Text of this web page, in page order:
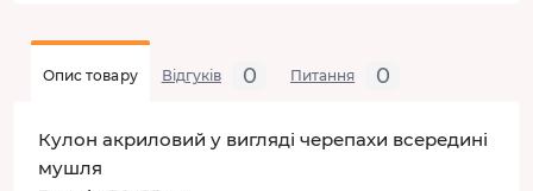
Опис товару Відгуків 0 Питання 0
Кулон акриловий у вигляді черепахи всередині
мушля